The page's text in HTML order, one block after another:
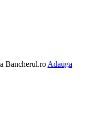
Bancherul.ro Adauga